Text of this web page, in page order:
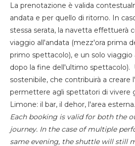
La prenotazione è valida
andata e per quello di ritorno. In
stessa serata, la navetta effettuerà
viaggio all'andata (mezz'ora prima
primo spettacolo), e un solo viaggio
dopo la fine dell'ultimo spettacolo).
sostenibile, che contribuirà a
permettere agli spettatori di vivere
Limone: il bar, il dehor, l'area esterna.
Each booking is valid for both the
journey. In the case of multiple
same evening, the shuttle will still